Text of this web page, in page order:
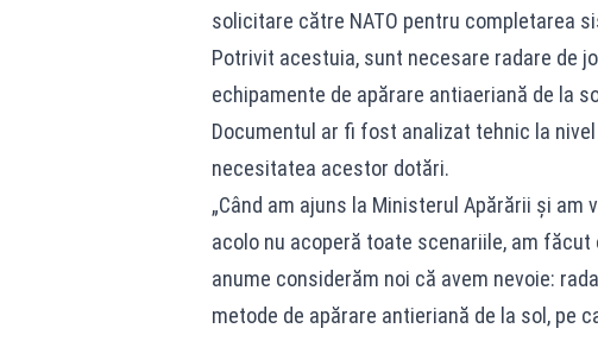
solicitare către NATO pentru completarea
Potrivit acestuia, sunt necesare radare de
echipamente de apărare antiaeriană de la
Documentul ar fi fost analizat tehnic la
necesitatea acestor dotări.
„Când am ajuns la Ministerul Apărării și
acolo nu acoperă toate scenariile, am
anume considerăm noi că avem nevoie:
metode de apărare antieriană de la sol, pe